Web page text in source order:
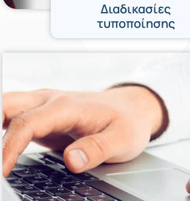
Διαδικασίες
τυποποίησης